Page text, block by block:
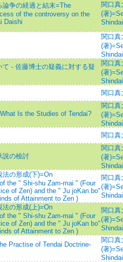
論争の経過と結末=The
of the controversy on the
Daishi
関口真
(著
関口真
(著
て - 佐藤博士の疑義に対する疑
関口真
(著
関口真
Is the Studies of Tendai?
関口真
(著
関口真
說の檢討
関口真
(著
法の形成(下)=On
the " Shi-shu Zam-mai " (Four
of Zen) and the " Ju joKan bo"
of Attainment to Zen )
関口真
(著
法の形成(上)=On
the " Shi-shu Zam-mai " (Four
of Zen) and the " Ju joKan bo"
of Attainment to Zen )
関口真
(著
Practise of Tendai Doctrine-
関口真
(著